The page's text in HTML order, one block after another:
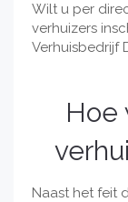
Wilt u per
verhuizers
Verhuisbedrijf
Hoe
Naast het feit